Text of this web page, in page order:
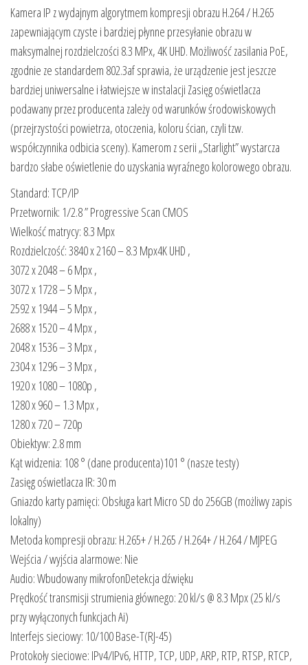
Kamera IP z wydajnym algorytmem kompresji obrazu H.264 / H.265
zapewniającym czyste i bardziej płynne przesyłanie obrazu w
maksymalnej rozdzielczości 8.3 MPx, 4K UHD. Możliwość zasilania PoE,
zgodnie ze standardem 802.3af sprawia, że urządzenie jest jeszcze
bardziej uniwersalne i łatwiejsze w instalacji Zasięg oświetlacza
podawany przez producenta zależy od warunków środowiskowych
(przejrzystości powietrza, otoczenia, koloru ścian, czyli tzw.
współczynnika odbicia sceny). Kamerom z serii „Starlight” wystarcza
bardzo słabe oświetlenie do uzyskania wyraźnego kolorowego obrazu.
Standard: TCP/IP
Przetwornik: 1/2.8 ” Progressive Scan CMOS
Wielkość matrycy: 8.3 Mpx
Rozdzielczość: 3840 x 2160 – 8.3 Mpx4K UHD ,
3072 x 2048 – 6 Mpx ,
3072 x 1728 – 5 Mpx ,
2592 x 1944 – 5 Mpx ,
2688 x 1520 – 4 Mpx ,
2048 x 1536 – 3 Mpx ,
2304 x 1296 – 3 Mpx ,
1920 x 1080 – 1080p ,
1280 x 960 – 1.3 Mpx ,
1280 x 720 – 720p
Obiektyw: 2.8 mm
Kąt widzenia: 108 ° (dane producenta)101 ° (nasze testy)
Zasięg oświetlacza IR: 30 m
Gniazdo karty pamięci: Obsługa kart Micro SD do 256GB (możliwy zapis
lokalny)
Metoda kompresji obrazu: H.265+ / H.265 / H.264+ / H.264 / MJPEG
Wejścia / wyjścia alarmowe: Nie
Audio: Wbudowany mikrofonDetekcja dźwięku
Prędkość transmisji strumienia głównego: 20 kl/s @ 8.3 Mpx (25 kl/s
przy wyłączonych funkcjach Ai)
Interfejs sieciowy: 10/100 Base-T(RJ-45)
Protokoły sieciowe: IPv4/IPv6, HTTP, TCP, UDP, ARP, RTP, RTSP, RTCP,